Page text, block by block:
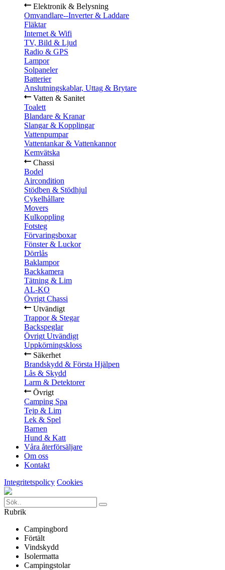
Elektronik & Belysning
Omvandlare--Inverter & Laddare
Fläktar
Internet & Wifi
TV, Bild & Ljud
Radio & GPS
Lampor
Solpaneler
Batterier
Anslutningskablar, Uttag & Brytare
Vatten & Sanitet
Toalett
Blandare & Kranar
Slangar & Kopplingar
Vattenpumpar
Vattentankar & Vattenkannor
Kemvätska
Chassi
Bodel
Aircondition
Stödben & Stödhjul
Cykelhållare
Movers
Kulkoppling
Fotsteg
Förvaringsboxar
Fönster & Luckor
Dörrlås
Baklampor
Backkamera
Tätning & Lim
AL-KO
Övrigt Chassi
Utvändigt
Trappor & Stegar
Backspeglar
Övrigt Utvändigt
Uppkörningskloss
Säkerhet
Brandskydd & Första Hjälpen
Lås & Skydd
Larm & Detektorer
Övrigt
Camping Spa
Tejp & Lim
Lek & Spel
Barnen
Hund & Katt
Våra återförsäljare
Om oss
Kontakt
Integritetspolicy Cookies
Rubrik
Campingbord
Förtält
Vindskydd
Isolermatta
Campingstolar